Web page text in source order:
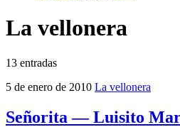
La vellonera
13 entradas
5 de enero de 2010 La vellonera
Señorita — Luisito